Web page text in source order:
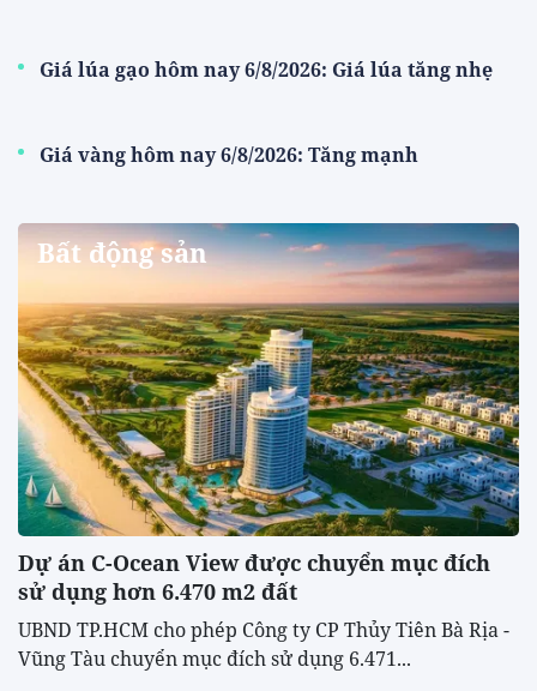
Giá lúa gạo hôm nay 6/8/2026: Giá lúa tăng nhẹ
Giá vàng hôm nay 6/8/2026: Tăng mạnh
Bất động sản
Dự án C-Ocean View được chuyển mục đích
sử dụng hơn 6.470 m2 đất
UBND TP.HCM cho phép Công ty CP Thủy Tiên Bà Rịa -
Vũng Tàu chuyển mục đích sử dụng 6.471...